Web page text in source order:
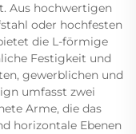
Aus hochwertigen
oder hochfesten
die L-förmige
Festigkeit und
gewerblichen und
umfasst zwei
Arme, die das
horizontale Ebenen